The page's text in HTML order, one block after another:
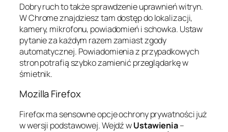
Dobry ruch to także sprawdzenie uprawnień witryn.
W Chrome znajdziesz tam dostęp do lokalizacji,
kamery, mikrofonu, powiadomień i schowka. Ustaw
pytanie za każdym razem zamiast zgody
automatycznej. Powiadomienia z przypadkowych
stron potrafią szybko zamienić przeglądarkę w
śmietnik.
Mozilla Firefox
Firefox ma sensowne opcje ochrony prywatności już
w wersji podstawowej. Wejdź wUstawienia–